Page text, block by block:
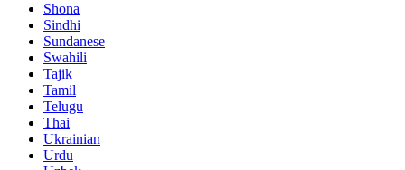
Shona
Sindhi
Sundanese
Swahili
Tajik
Tamil
Telugu
Thai
Ukrainian
Urdu